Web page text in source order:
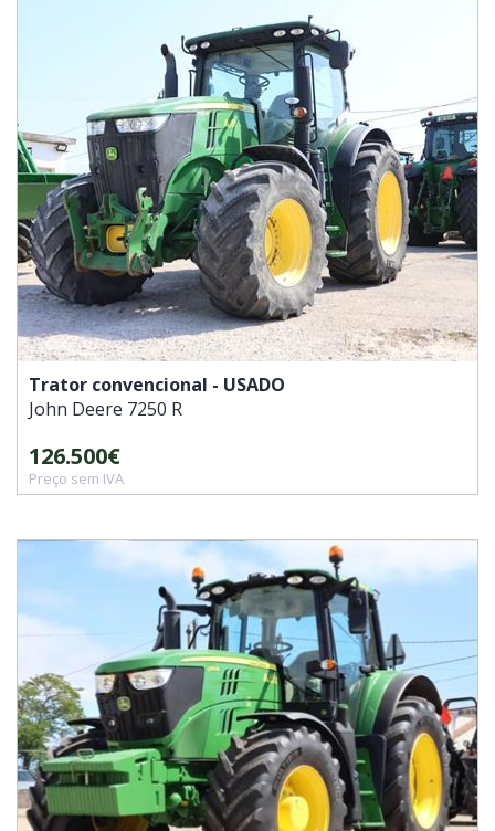
Trator convencional - USADO
John Deere 7250 R
126.500€
Preço sem IVA